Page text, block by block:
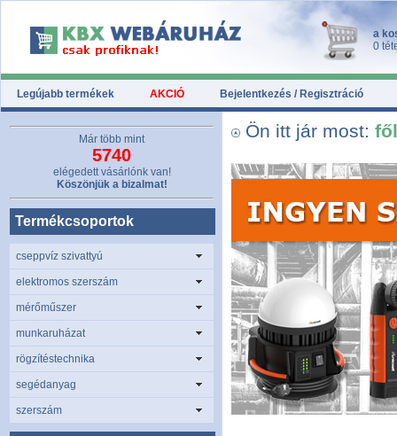
a
0
Legújabb termékek AKCIÓ Bejelentkezés / Regisztráció
Ön itt jár most:
Már több mint
5740
elégedett vásárlónk van!
Köszönjük a bizalmat!
Termékcsoportok
cseppvíz szivattyú
elektromos szerszám
mérőműszer
munkaruházat
rögzítéstechnika
segédanyag
szerszám